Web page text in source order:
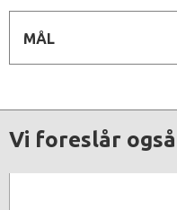
MÅL
Vi foreslår også